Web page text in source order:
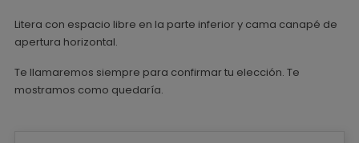
Litera con espacio libre en la parte inferior y cama canapé de
apertura horizontal.
Te llamaremos siempre para confirmar tu elección. Te
mostramos como quedaría.